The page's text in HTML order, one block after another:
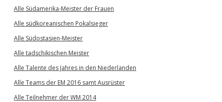
Alle Südamerika-Meister der Frauen
Alle südkoreanischen Pokalsieger
Alle Südostasien-Meister
Alle tadschikischen Meister
Alle Talente des Jahres in den Niederlanden
Alle Teams der EM 2016 samt Ausrüster
Alle Teilnehmer der WM 2014